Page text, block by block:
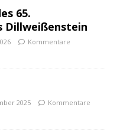
65.
Dillweißenstein
Kommentare
2025
Kommentare